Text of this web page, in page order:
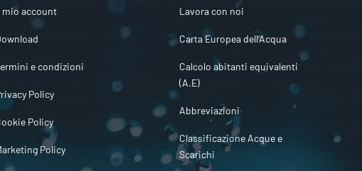
mio account
e condizioni
Policy
Policy
Policy
Lavora con noi
Carta Europea dell’Acqua
Calcolo abitanti equivalenti
(A.E)
Abbreviazioni
Classificazione Acque e
Scarichi